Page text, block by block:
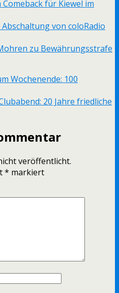
Comeback für Kiewel im
von coloRadio
zu Bewährungsstrafe
Wochenende: 100
20 Jahre friedliche
veröffentlicht.
* markiert